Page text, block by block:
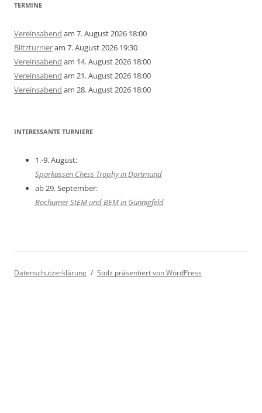
TERMINE
Vereinsabend am 7. August 2026 18:00
Blitzturnieram 7. August 2026 19:30
Vereinsabend am 14. August 2026 18:00
Vereinsabend am 21. August 2026 18:00
Vereinsabend am 28. August 2026 18:00
INTERESSANTE TURNIERE
1.-9. August:
Sparkassen Chess Trophy in Dortmund
ab 29. September:
Bochumer StEM und BEM in Günnigfeld
Datenschutzerklärung Stolz präsentiert von WordPress